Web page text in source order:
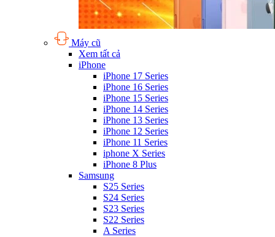
Máy cũ
Xem tất cả
iPhone
iPhone 17 Series
iPhone 16 Series
iPhone 15 Series
iPhone 14 Series
iPhone 13 Series
iPhone 12 Series
iPhone 11 Series
iphone X Series
iPhone 8 Plus
Samsung
S25 Series
S24 Series
S23 Series
S22 Series
A Series